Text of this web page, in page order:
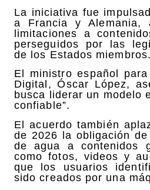
La iniciativa fue
a Francia y Alemania,
limitaciones a
perseguidos por las
de los Estados miembros.
El ministro español
Digital, Óscar López,
busca liderar un modelo
confiable”.
El acuerdo también
de 2026 la obligación
de agua a contenidos
como fotos, videos y
que los usuarios
sido creados por una